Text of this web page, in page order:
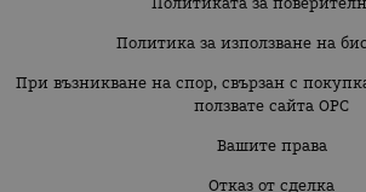
Политика за използване на
При възникване на спор, свързан с
ползвате сайта ОРС
Вашите права
Отказ от сделка